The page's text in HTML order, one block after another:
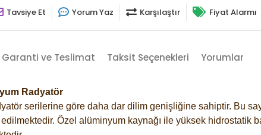
Tavsiye Et Yorum Yaz Karşılaştır Fiyat Alarmı
Garanti ve Teslimat Taksit Seçenekleri Yorumlar
Radyatör
serilerine göre daha dar dilim genişliğine sahiptir. Bu
Özel alüminyum kaynağı ile yüksek hidrostatik